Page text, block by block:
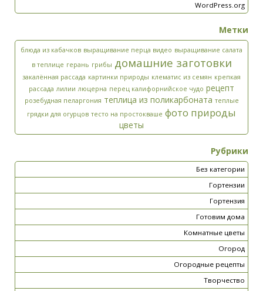
WordPress.org
Метки
блюда из кабачков выращивание перца видео выращивание салата
в теплице герань грибы домашние заготовки
закалённая рассада картинки природы клематис из семян крепкая
рассада лилии люцерна перец калифорнийское чудо рецепт
розебудная пеларгония теплица из поликарбоната теплые
грядки для огурцов тесто на простокваше фото природы
цветы
Рубрики
Без категории
Гортензии
Гортензия
Готовим дома
Комнатные цветы
Огород
Огородные рецепты
Творчество